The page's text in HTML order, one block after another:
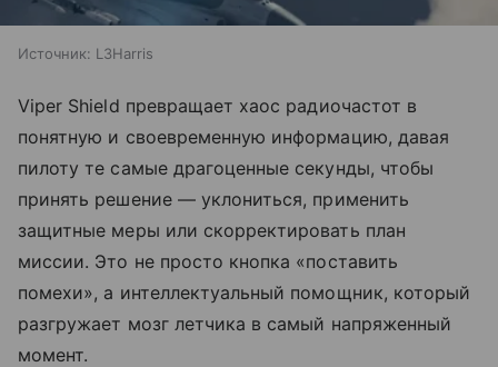
Источник: L3Harris
Viper Shield превращает хаос радиочастот в
понятную и своевременную информацию, давая
пилоту те самые драгоценные секунды, чтобы
принять решение — уклониться, применить
защитные меры или скорректировать план
миссии. Это не просто кнопка «поставить
помехи», а интеллектуальный помощник, который
разгружает мозг летчика в самый напряженный
момент.